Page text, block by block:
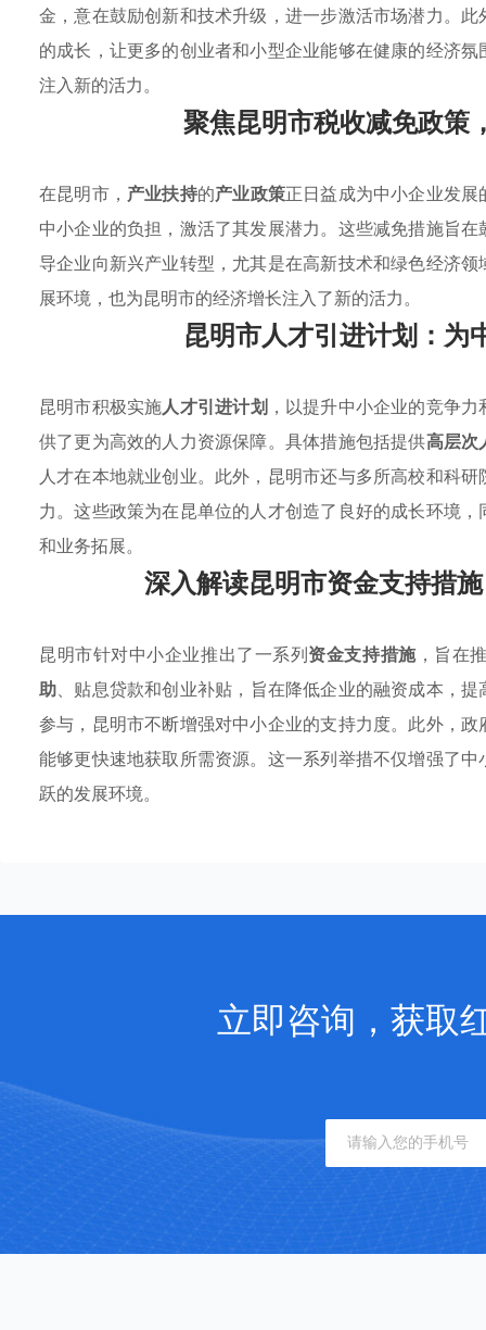
金，意在鼓励创新和技术升级，进一步激活市场潜力。
的成长，让更多的创业者和小型企业能够在健康的经济氛
注入新的活力。
聚焦昆明市税收减免政策
在昆明市， 产业扶持的产业政策正日益成为中小企业发
中小企业的负担，激活了其发展潜力。这些减免措施旨
导企业向新兴产业转型，尤其是在高新技术和绿色经济
展环境，也为昆明市的经济增长注入了新的活力。
昆明市人才引进计划：为
昆明市积极实施人才引进计划，以提升中小企业的竞争
供了更为高效的人力资源保障。具体措施包括提供高层次
人才在本地就业创业。此外，昆明市还与多所高校和科
力。这些政策为在昆单位的人才创造了良好的成长环境
和业务拓展。
深入解读昆明市资金支持措
昆明市针对中小企业推出了一系列资金支持措施，旨在
助、贴息贷款和创业补贴，旨在降低企业的融资成本，
参与，昆明市不断增强对中小企业的支持力度。此外，
能够更快速地获取所需资源。这一系列举措不仅增强了
跃的发展环境。
立即咨询，获取